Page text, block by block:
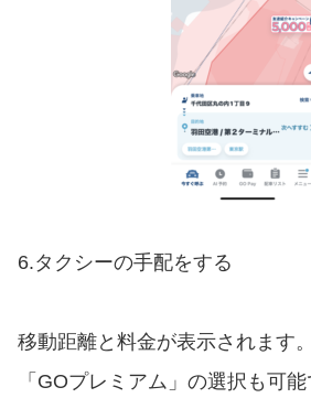
6.タクシーの手配をする
移動距離と料金が表示されます
「GOプレミアム」の選択も可